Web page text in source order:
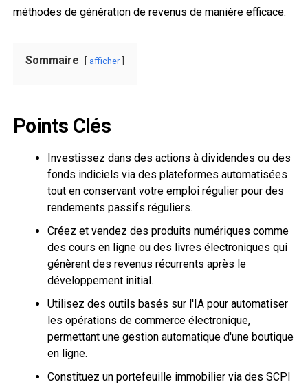
méthodes de génération de revenus de manière efficace.
Sommaire afficher
Points Clés
Investissez dans des actions à dividendes ou des
fonds indiciels via des plateformes automatisées
tout en conservant votre emploi régulier pour des
rendements passifs réguliers.
Créez et vendez des produits numériques comme
des cours en ligne ou des livres électroniques qui
génèrent des revenus récurrents après le
développement initial.
Utilisez des outils basés sur l'IA pour automatiser
les opérations de commerce électronique,
permettant une gestion automatique d'une boutique
en ligne.
Constituez un portefeuille immobilier via des SCPI